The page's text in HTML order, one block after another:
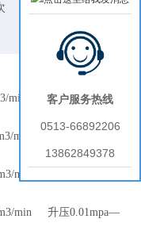
发布时间：
min 升压0.01mpa—
min 升压0.01mpa—
min 升压0.01mpa—
min 升压0.01mpa—
客户服务热线
0513-66892206
13862849378